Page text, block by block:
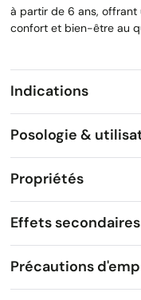
à partir de 6 ans,
confort et bien-être au
Indications
Posologie &
Propriétés
Effets secondaires
Précautions